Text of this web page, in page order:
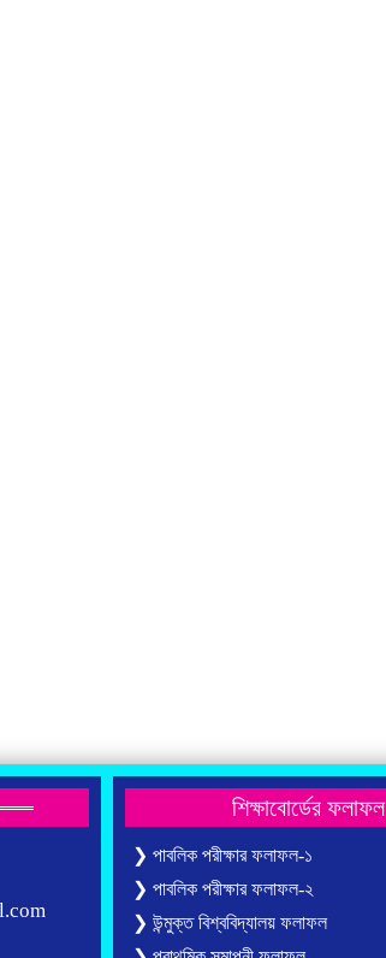
শিক্ষাবোর্ডের ফলাফল
❯ পাবলিক পরীক্ষার ফলাফল-১
❯ পাবলিক পরীক্ষার ফলাফল-২
❯ উন্মুক্ত বিশ্ববিদ্যালয় ফলাফল